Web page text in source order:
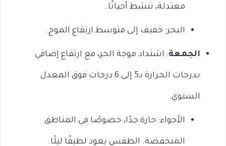
معتدلة، تنشط أحيانًا.
البحر: خفيف إلى متوسط ارتفاع الموج.
الجمعة: اشتداد موجة الحر، مع ارتفاع إضافي
بدرجات الحرارة بـ5 إلى 6 درجات فوق المعدل
السنوي.
الأجواء: حارة جدًا، خصوصًا في المناطق
المنخفضة. الطقس يعود لطيفًا ليلًا.